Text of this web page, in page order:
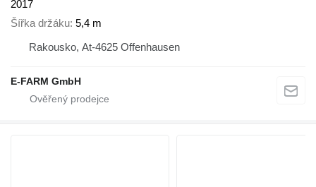
2017
Šířka držáku 5,4 m
Rakousko, At-4625 Offenhausen
E-FARM GmbH